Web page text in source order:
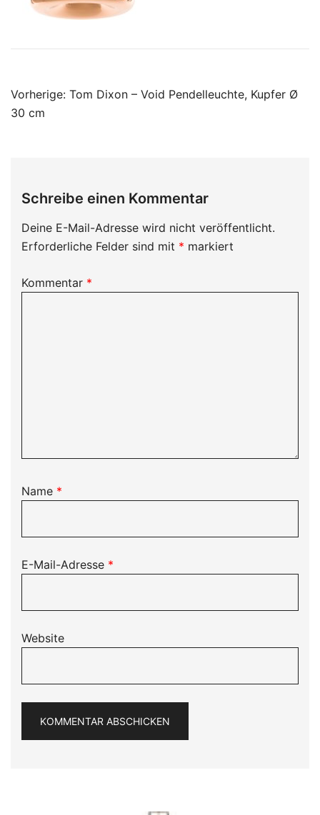
Beitragsnavigation
Vorherige: Tom Dixon – Void Pendelleuchte, Kupfer Ø
30 cm
Schreibe einen Kommentar
Deine E-Mail-Adresse wird nicht veröffentlicht.
Erforderliche Felder sind mit * markiert
Kommentar *
Name *
E-Mail-Adresse *
Website